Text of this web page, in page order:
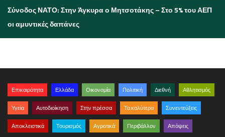
Σύνοδος ΝΑΤΟ: Στην Άγκυρα ο Μητσοτάκης – Στο 5% του ΑΕΠ
οι αμυντικές δαπάνες
Επικαιρότητα Ελλάδα Οικονομία Πολιτική Διεθνή Αθλητισμός
Υγεία Αυτοδιοίκηση Στην πρέσσα Τα καλύτερα Συνεντεύξεις
Αποκλειστικά Τουρισμός Αγροτικά Περιβάλλον Απόψεις